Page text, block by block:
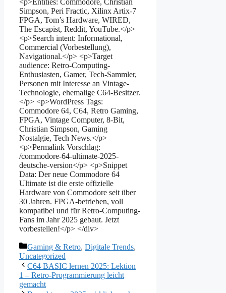
Simpson, Peri Fractic, Xilinx Artix-7
FPGA, Tom’s Hardware, WIRED,
The Escapist, Reddit, YouTube.</p>
<p>Search intent: Informational,
Commercial (Vorbestellung),
Navigational.</p> <p>Target
audience: Retro-Computing-
Enthusiasten, Gamer, Tech-Sammler,
Personen mit Interesse an Vintage-
Technologie, ehemalige C64-Besitzer.
</p> <p>WordPress Tags:
Commodore 64, C64, Retro Gaming,
FPGA, Vintage Computer, 8-Bit,
Christian Simpson, Gaming
Nostalgie, Tech News.</p>
<p>Permalink Vorschlag:
/commodore-64-ultimate-2025-
deutsche-version</p> <p>Snippet
Data: Der neue Commodore 64
Ultimate ist die erste offizielle
Hardware von Commodore seit über
30 Jahren. FPGA-betrieben, voll
kompatibel und für Retro-Computing-
Fans im Jahr 2025 gebaut. Jetzt
vorbestellen!</p> </div>
Kategorien
Gaming & Retro, Digitale Trends,
Uncategorized
C64 BASIC lernen 2025: Lektion
1 – Retro-Programmierung leicht
gemacht